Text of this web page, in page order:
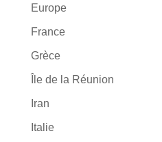
Europe
France
Grèce
Île de la Réunion
Iran
Italie